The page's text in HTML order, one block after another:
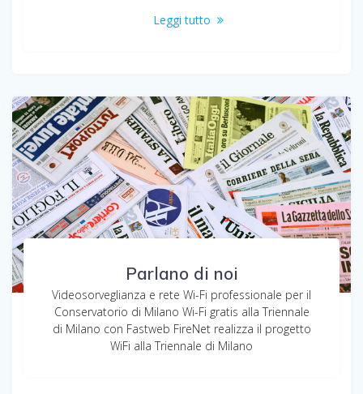
Leggi tutto
Parlano di noi
Videosorveglianza e rete Wi-Fi professionale per il
Conservatorio di Milano Wi-Fi gratis alla Triennale
di Milano con Fastweb FireNet realizza il progetto
WiFi alla Triennale di Milano